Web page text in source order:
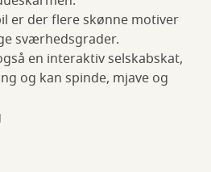
er der flere skønne motiver
sværhedsgrader.
en interaktiv selskabskat,
og kan spinde, mjave og